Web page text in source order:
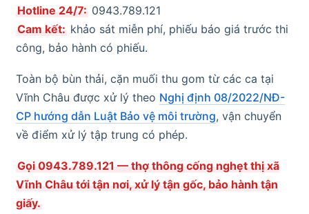
Hotline 24/7: 0943.789.121
Cam kết: khảo sát miễn phí, phiếu báo giá trước thi
công, bảo hành có phiếu.
Toàn bộ bùn thải, cặn muối thu gom từ các ca tại
Vĩnh Châu được xử lý theo Nghị định 08/2022/NĐ-
CP hướng dẫn Luật Bảo vệ môi trường, vận chuyển
về điểm xử lý tập trung có phép.
Gọi 0943.789.121 — thợ thông cống nghẹt thị xã
Vĩnh Châu tới tận nơi, xử lý tận gốc, bảo hành tận
giấy.